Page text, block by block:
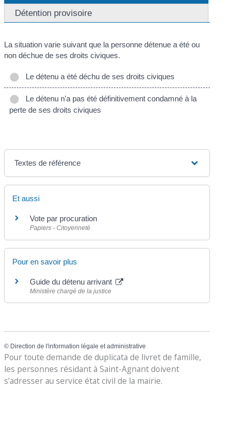
Détention provisoire
La situation varie suivant que la personne détenue a été ou
non déchue de ses droits civiques.
Le détenu a été déchu de ses droits civiques
Le détenu n'a pas été définitivement condamné à la
perte de ses droits civiques
Textes de référence
Et aussi
Vote par procuration
Papiers - Citoyenneté
Pour en savoir plus
Guide du détenu arrivant
Ministère chargé de la justice
© Direction de l'information légale et administrative
Pour toute demande de duplicata de livret de famille,
les personnes résidant à Saint-Agnant doivent
s’adresser au service état civil de la mairie.